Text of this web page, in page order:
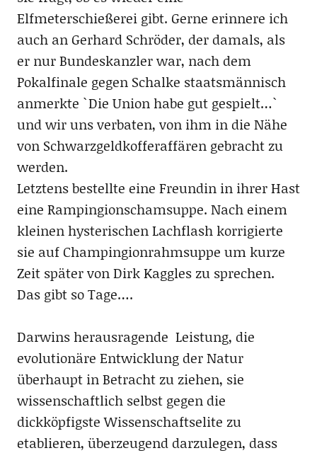
Elfmeterschießerei gibt. Gerne erinnere ich
auch an Gerhard Schröder, der damals, als
er nur Bundeskanzler war, nach dem
Pokalfinale gegen Schalke staatsmännisch
anmerkte `Die Union habe gut gespielt…`
und wir uns verbaten, von ihm in die Nähe
von Schwarzgeldkofferaffären gebracht zu
werden.
Letztens bestellte eine Freundin in ihrer Hast
eine Rampingionschamsuppe. Nach einem
kleinen hysterischen Lachflash korrigierte
sie auf Champingionrahmsuppe um kurze
Zeit später von Dirk Kaggles zu sprechen.
Das gibt so Tage….
Darwins herausragende Leistung, die
evolutionäre Entwicklung der Natur
überhaupt in Betracht zu ziehen, sie
wissenschaftlich selbst gegen die
dickköpfigste Wissenschaftselite zu
etablieren, überzeugend darzulegen, dass